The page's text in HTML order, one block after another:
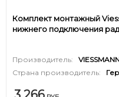
Комплект монтажный
нижнего подключения
Производитель:
Страна производитель: